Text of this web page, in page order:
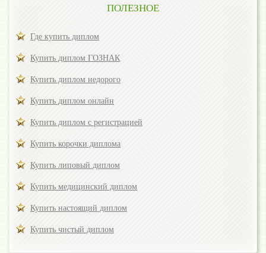
ПОЛЕЗНОЕ
Где купить диплом
Купить диплом ГОЗНАК
Купить диплом недорого
Купить диплом онлайн
Купить диплом с регистрацией
Купить корочки диплома
Купить липовый диплом
Купить медицинский диплом
Купить настоящий диплом
Купить чистый диплом